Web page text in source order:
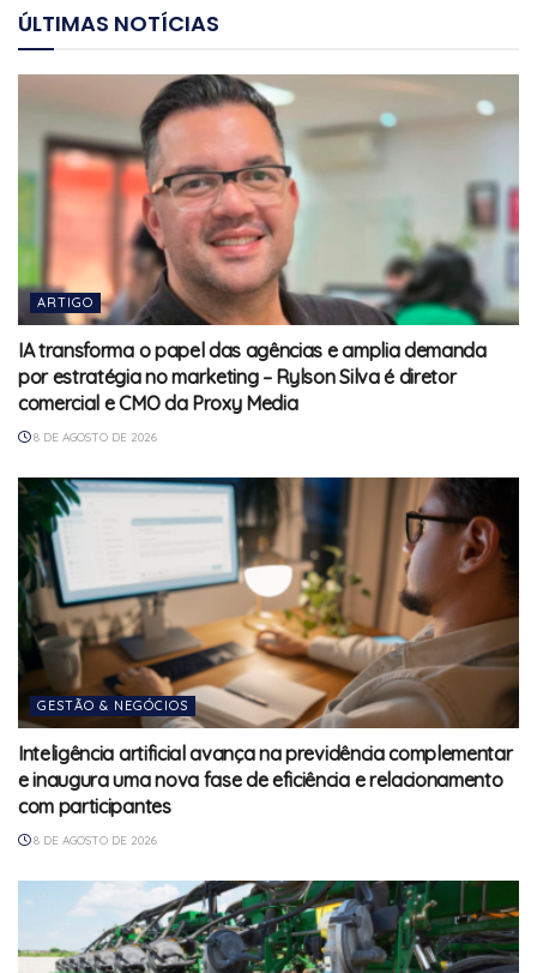
ÚLTIMAS NOTÍCIAS
ARTIGO
IA transforma o papel das agências e amplia demanda
por estratégia no marketing – Rylson Silva é diretor
comercial e CMO da Proxy Media
8 DE AGOSTO DE 2026
GESTÃO & NEGÓCIOS
Inteligência artificial avança na previdência complementar
e inaugura uma nova fase de eficiência e relacionamento
com participantes
8 DE AGOSTO DE 2026